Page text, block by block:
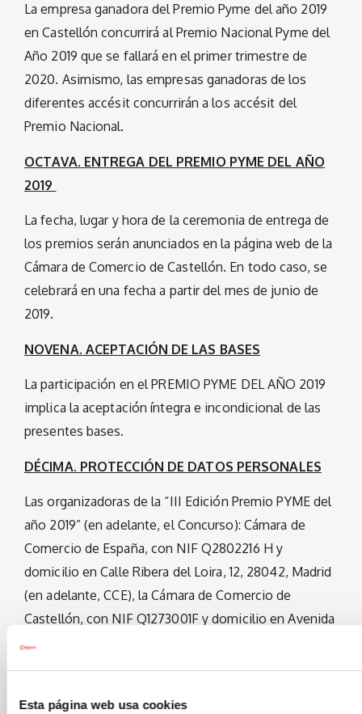
Esta página web usa cookies
La empresa ganadora del Premio Pyme del año 2019
en Castellón concurrirá al Premio Nacional Pyme del
Año 2019 que se fallará en el primer trimestre de
2020. Asimismo, las empresas ganadoras de los
diferentes accésit concurrirán a los accésit del
Premio Nacional.
OCTAVA. ENTREGA DEL PREMIO PYME DEL AÑO
2019
La fecha, lugar y hora de la ceremonia de entrega de
los premios serán anunciados en la página web de la
Cámara de Comercio de Castellón. En todo caso, se
celebrará en una fecha a partir del mes de junio de
2019.
NOVENA. ACEPTACIÓN DE LAS BASES
La participación en el PREMIO PYME DEL AÑO 2019
implica la aceptación íntegra e incondicional de las
presentes bases.
DÉCIMA. PROTECCIÓN DE DATOS PERSONALES
Las organizadoras de la “III Edición Premio PYME del
año 2019” (en adelante, el Concurso): Cámara de
Comercio de España, con NIF Q2802216 H y
domicilio en Calle Ribera del Loira, 12, 28042, Madrid
(en adelante, CCE), la Cámara de Comercio de
Castellón, con NIF Q1273001F y domicilio en Avenida
Hermanos Bou 79, y Banco Santander, S.A. con NIF